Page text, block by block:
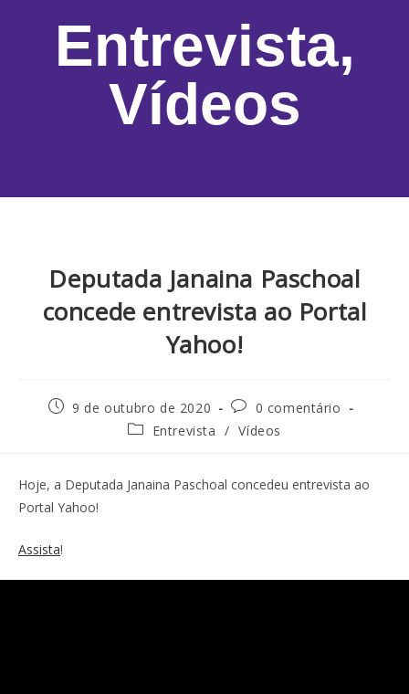
Entrevista,
Vídeos
Deputada Janaina Paschoal
concede entrevista ao Portal
Yahoo!
9 de outubro de 2020
0 comentário
Entrevista / Vídeos
Hoje, a Deputada Janaina Paschoal concedeu entrevista ao
Portal Yahoo!
Assista!